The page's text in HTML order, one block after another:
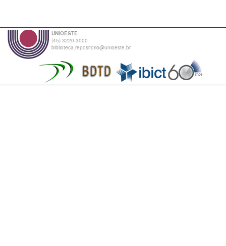
UNIOESTE
(45) 3220-3000
biblioteca.repositorio@unioeste.br